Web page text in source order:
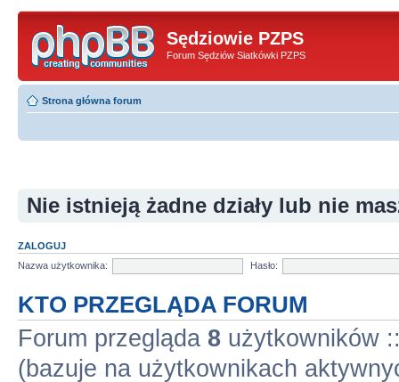
Sędziowie PZPS
Forum Sędziów Siatkówki PZPS
Strona główna forum
Nie istnieją żadne działy lub nie
ZALOGUJ
Nazwa użytkownika:
Hasło:
KTO PRZEGLĄDA FORUM
Forum przegląda 8 użytkowników
(bazuje na użytkownikach